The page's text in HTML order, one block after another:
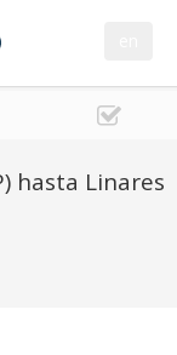
hasta Linares